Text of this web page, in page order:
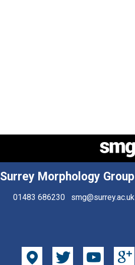
Surrey Morphology Group
01483 686230 smg@surrey.ac.uk